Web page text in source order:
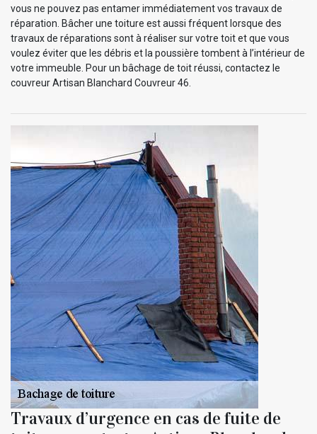
vous ne pouvez pas entamer immédiatement vos travaux de
réparation. Bâcher une toiture est aussi fréquent lorsque des
travaux de réparations sont à réaliser sur votre toit et que vous
voulez éviter que les débris et la poussière tombent à l’intérieur de
votre immeuble. Pour un bâchage de toit réussi, contactez le
couvreur Artisan Blanchard Couvreur 46.
Travaux d’urgence en cas de fuite de